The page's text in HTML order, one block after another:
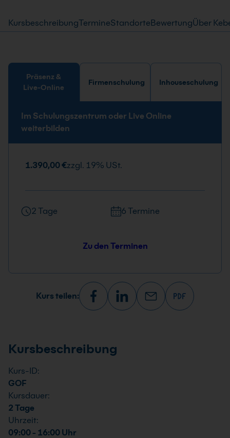
KursbeschreibungTermineStandorteBewertungÜber
Präsenz &
Live-Online
Firmenschulung Inhouseschulung
Im Schulungszentrum oder Live Online
weiterbilden
1.390,00 €zzgl. 19% USt.
2 Tage 6 Termine
Zu den Terminen
Kurs teilen:
Kursbeschreibung
Kurs-ID:
GOF
Kursdauer:
2 Tage
Uhrzeit:
09:00 - 16:00 Uhr